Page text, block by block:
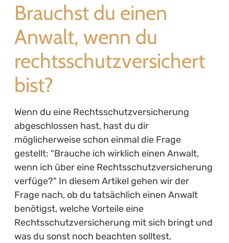
Brauchst du einen
Anwalt, wenn du
rechtsschutzversichert
bist?
Wenn du eine Rechtsschutzversicherung
abgeschlossen hast, hast du dir
möglicherweise schon einmal die Frage
gestellt: "Brauche ich wirklich einen Anwalt,
wenn ich über eine Rechtsschutzversicherung
verfüge?" In diesem Artikel gehen wir der
Frage nach, ob du tatsächlich einen Anwalt
benötigst, welche Vorteile eine
Rechtsschutzversicherung mit sich bringt und
was du sonst noch beachten solltest.